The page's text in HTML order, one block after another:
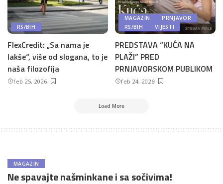
RS/BIH
FlexCredit: „Sa nama je
lakše“, više od slogana, to je
naša filozofija
feb 25, 2026
MAGAZIN
PRNJAVOR
RS/BIH
VIJESTI
PREDSTAVA “KUĆA NA
PLAŽI” PRED
PRNJAVORSKOM PUBLIKOM
feb 24, 2026
Load More
MAGAZIN
Ne spavajte našminkane i sa sočivima!